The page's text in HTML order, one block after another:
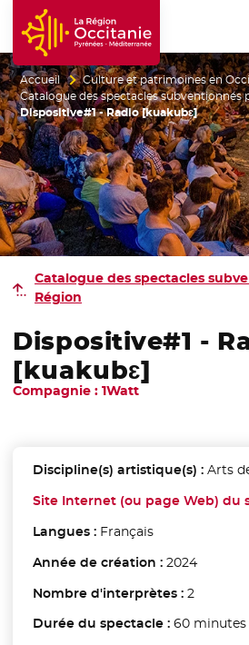
Accueil Région Occitanie
Accueil
Culture et patrimoines en
Catalogue des spectacles subventionnés
Dispositive#1 - Radio [kuakubɛ]
Catalogue des spectacles
Région
Dispositive#1 -
[kuakubɛ]
Compagnie : 1Watt
Discipline(s) artistique(s) : Arts
Site Internet (ou page Web) du
Langues : Français
Année de création : 2024
Nombre d'interprètes : 2
Durée du spectacle : 60 minutes